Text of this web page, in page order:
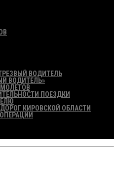
ВОДИТЕЛЬ
ВОДИТЕЛЬ»
ПОЕЗДКИ
КИРОВСКОЙ ОБЛАСТИ